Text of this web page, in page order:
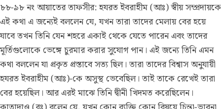
৮৮-৯৮ নং আয়াতের তাফসীর:হযরত ইবরাহীম (আঃ) স্বীয় সম্প্রদায়কে
এই কথা এ জন্যেই বললেন যে, যখন তারা তাদের মেলায় বের হয়ে
যাবে তখন তিনি যেন শহরে একাই থেকে যেতে পারেন এবং তাদের
মূর্তিগুলোকে ভেঙ্গে চুরমার করার সুযোগ পান। এই জন্যে তিনি এমন
কথা বললেন যা প্রকৃত প্রস্তাবে সত্য ছিল। তারা তাদের বিশ্বাস অনুযায়ী
হযরত ইবরাহীম (আঃ)-কে অসুস্থ ভেবেছিল। তাই তাকে রেখেই তারা
বের হয়েছিল। আর এরই মাঝে তিনি দ্বীনী খিদমত করেছিলেন।